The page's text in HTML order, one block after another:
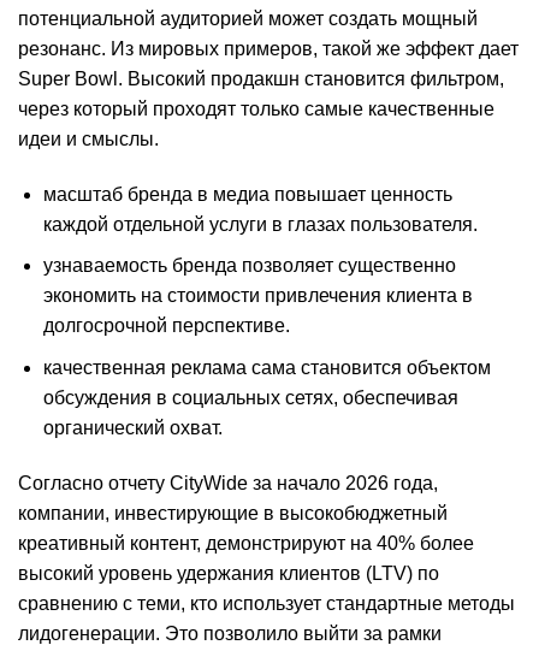
потенциальной аудиторией может создать мощный
резонанс. Из мировых примеров, такой же эффект дает
Super Bowl. Высокий продакшн становится фильтром,
через который проходят только самые качественные
идеи и смыслы.
масштаб бренда в медиа повышает ценность
каждой отдельной услуги в глазах пользователя.
узнаваемость бренда позволяет существенно
экономить на стоимости привлечения клиента в
долгосрочной перспективе.
качественная реклама сама становится объектом
обсуждения в социальных сетях, обеспечивая
органический охват.
Согласно отчету CityWide за начало 2026 года,
компании, инвестирующие в высокобюджетный
креативный контент, демонстрируют на 40% более
высокий уровень удержания клиентов (LTV) по
сравнению с теми, кто использует стандартные методы
лидогенерации. Это позволило выйти за рамки